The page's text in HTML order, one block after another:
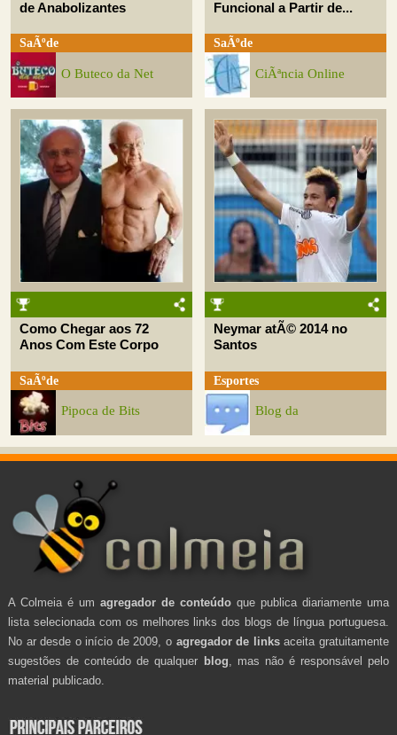
de Anabolizantes
SaÃºde
O Buteco da Net
Funcional a Partir de...
SaÃºde
CiÃªncia Online
Como Chegar aos 72
Anos Com Este Corpo
SaÃºde
Pipoca de Bits
Neymar atÃ© 2014 no
Santos
Esportes
Blog da
A Colmeia é um agregador de conteúdo que publica diariamente uma
lista selecionada com os melhores links dos blogs de língua portuguesa.
No ar desde o início de 2009, o agregador de linksaceita gratuitamente
sugestões de conteúdo de qualquer blog , mas não é responsável pelo
material publicado.